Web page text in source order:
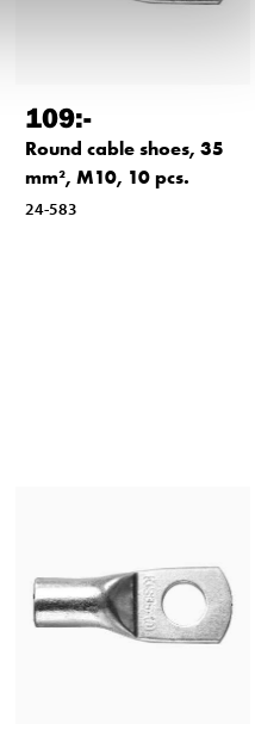
109:-
Round cable shoes, 35
mm², M10, 10 pcs.
24-583